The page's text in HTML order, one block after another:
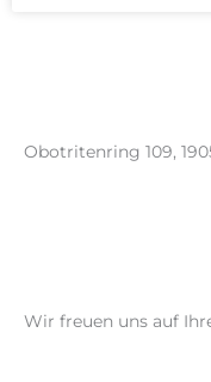
Obotritenring 109,
Wir freuen uns auf